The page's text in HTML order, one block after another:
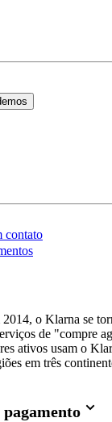
contato
2014, o Klarna se
de "compre
ativos usam o
em três
pagamento